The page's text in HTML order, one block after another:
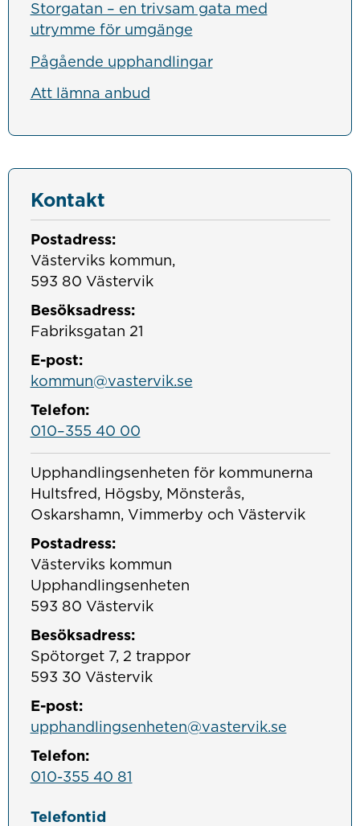
Storgatan – en trivsam gata med
utrymme för umgänge
Pågående upphandlingar
Att lämna anbud
Kontakt
Postadress:
Västerviks kommun,
593 80 Västervik
Besöksadress:
Fabriksgatan 21
E-post:
kommun@vastervik.se
Telefon:
010–355 40 00
Upphandlingsenheten för kommunerna
Hultsfred, Högsby, Mönsterås,
Oskarshamn, Vimmerby och Västervik
Postadress:
Västerviks kommun
Upphandlingsenheten
593 80 Västervik
Besöksadress:
Spötorget 7, 2 trappor
593 30 Västervik
E-post:
upphandlingsenheten@vastervik.se
Telefon:
010-355 40 81
Telefontid